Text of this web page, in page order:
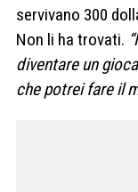
servivano 300
Non li ha trovati.
diventare un
che potrei fare il